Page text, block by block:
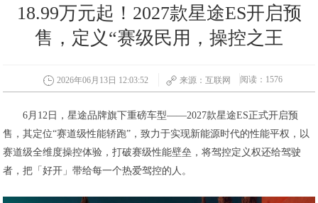
18.99万元起！2027款星途ES开启预
售，定义“赛级民用，操控之王
2026年06月13日 12:03:52 来源：互联网 阅读：1576
6月12日，星途品牌旗下重磅车型——2027款星途ES正式开启预
售，其定位“赛道级性能轿跑”，致力于实现新能源时代的性能平权，以
赛道级全维度操控体验，打破赛级性能壁垒，将驾控定义权还给驾驶
者，把「好开」带给每一个热爱驾控的人。